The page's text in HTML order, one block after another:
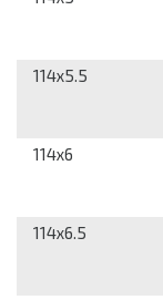
114x5.5
114x6
114x6.5